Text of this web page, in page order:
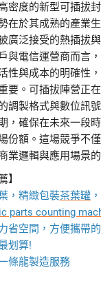
密度的新型可插拔
在於其成熟的產業
廣泛接受的熱插拔
與電信運營商而言
性與成本的明確性
要。可插拔陣營正
調製格式與數位訊
，確保在未來一段
份額。這場競爭不
業邏輯與應用場景的
】
，精緻包裝茶葉罐
parts counting
省空間，方便攜帶的
划算!
條龍製造服務